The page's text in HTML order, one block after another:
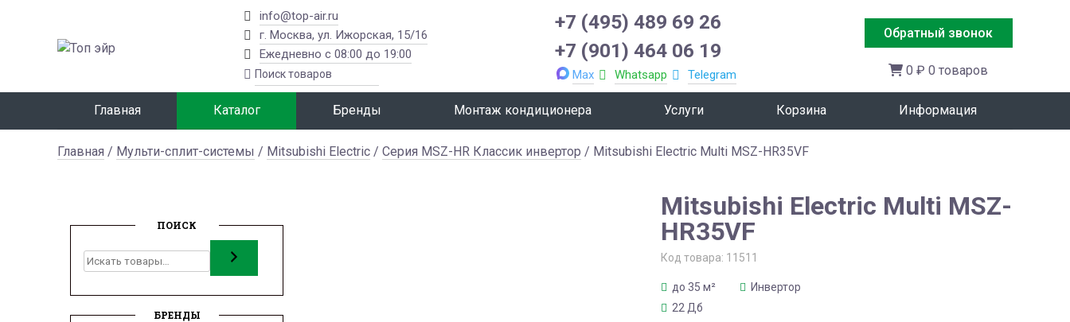
info@top-air.ru
г. Москва, ул. Ижорская, 15/16
Ежедневно с 08:00 до 19:00
+7 (495) 489 69 26
+7 (901) 464 06 19
Max Whatsapp Telegram
Обратный звонок
0 ₽ 0 товаров
Главная Каталог Бренды Монтаж кондиционера Услуги Корзина Информация
Главная / Мульти-сплит-системы / Mitsubishi Electric / Серия MSZ-HR Классик инвертор / Mitsubishi Electric Multi MSZ-HR35VF
Mitsubishi Electric Multi MSZ-
HR35VF
Код товара: 11511
до 35 м²
Инвертор
22 Дб
ПОИСК
Поиск
БРЕНДЫ